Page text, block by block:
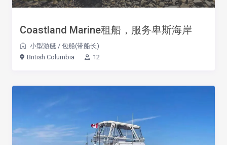
Coastland Marine租船，服务卑斯海岸
小型游艇 / 包船(带船长)
British Columbia
12